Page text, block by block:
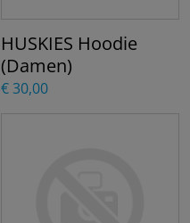
HUSKIES Hoodie
(Damen)
€ 30,00